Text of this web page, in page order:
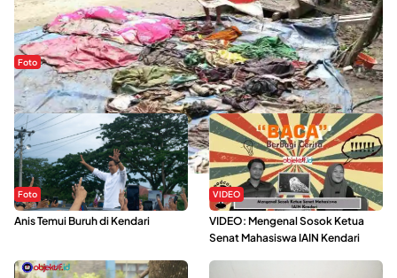
Foto
Sejak Banjir Bandang, Warga Butuhkan Air Bersih
Foto
Anis Temui Buruh di Kendari
VIDEO
VIDEO: Mengenal Sosok Ketua
Senat Mahasiswa IAIN Kendari